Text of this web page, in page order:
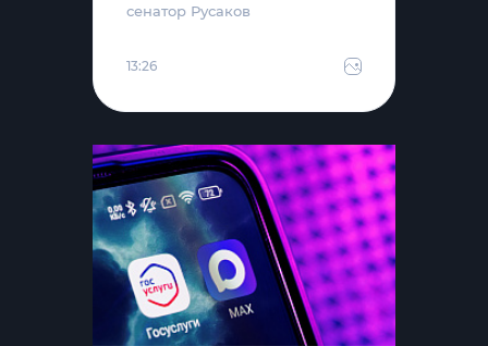
сенатор Русаков
13:26